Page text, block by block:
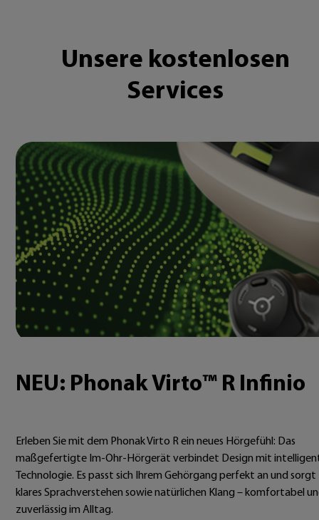
Unsere kostenlosen
Services
NEU: Phonak Virto™ R Infinio
Erleben Sie mit dem Phonak Virto R ein neues Hörgefühl: Das
maßgefertigte Im-Ohr-Hörgerät verbindet Design mit
Technologie. Es passt sich Ihrem Gehörgang perfekt an und
klares Sprachverstehen sowie natürlichen Klang – komfortabel
zuverlässig im Alltag.